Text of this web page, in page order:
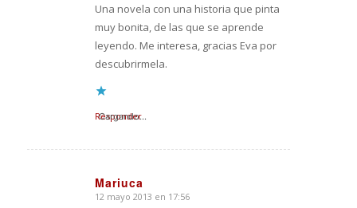
Una novela con una historia que pinta
muy bonita, de las que se aprende
leyendo. Me interesa, gracias Eva por
descubrirmela.
Cargando...
Responder
Mariuca
Dice:
12 mayo 2013 en 17:56